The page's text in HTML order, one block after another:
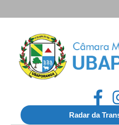
Radar da